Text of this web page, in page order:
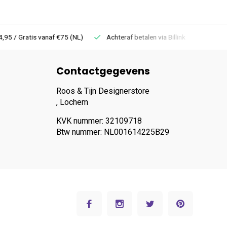
vanaf €75 (NL) Achteraf betalen via Billink
Contactgegevens
Roos & Tijn Designerstore
, Lochem
KVK nummer: 32109718
Btw nummer: NL001614225B29